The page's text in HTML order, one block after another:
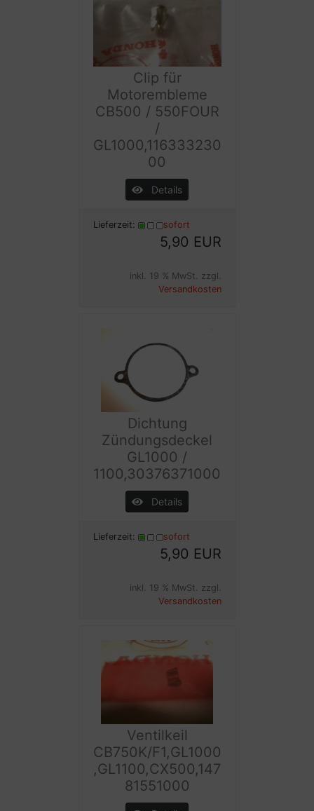
Clip für
Motorembleme
CB500 / 550FOUR
/
GL1000,116333230
00
Details
Lieferzeit: sofort
5,90 EUR
inkl. 19 % MwSt. zzgl.
Versandkosten
Dichtung
Zündungsdeckel
GL1000 /
1100,30376371000
Details
Lieferzeit: sofort
5,90 EUR
inkl. 19 % MwSt. zzgl.
Versandkosten
Ventilkeil
CB750K/F1,GL1000
,GL1100,CX500,147
81551000